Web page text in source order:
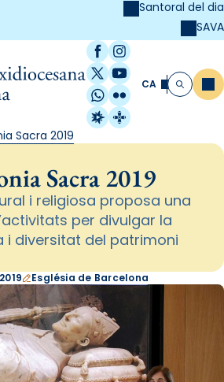
Santoral del dia
SAVA
Facebook
Instagram
X / Twitter
YouTube
WhatsApp
Flickr
Radio Estel
Catalunya
CA Cerca
Sacra 2019
Sacra 2019
i religiosa proposa una
per divulgar la
i diversitat del patrimoni
Església de Barcelona